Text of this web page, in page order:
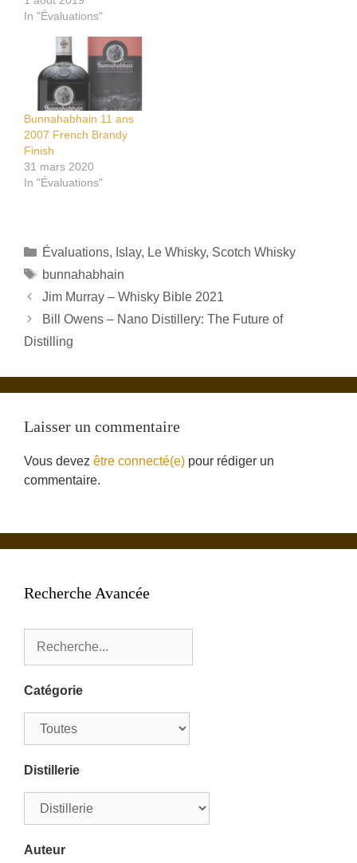
In "Évaluations"
Bunnahabhain 11 ans
2007 French Brandy
Finish
31 mars 2020
In "Évaluations"
Catégories
Évaluations, Islay, Le Whisky, Scotch Whisky
Étiquettes
bunnahabhain
Jim Murray – Whisky Bible 2021
Bill Owens – Nano Distillery: The Future of
Distilling
Laisser un commentaire
Vous devez être connecté(e) pour rédiger un
commentaire.
Recherche Avancée
Catégorie
Distillerie
Auteur